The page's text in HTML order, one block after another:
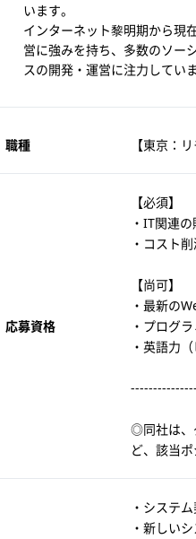
います。
インターネット黎明期から現
営に強みを持ち、多数のソー
スの開発・運営に注力していま
職種 【東京：
応募資格
【必須】
・IT関連
・コスト
【尚可】
・最新の
・プログ
・英語力
◎同社は、
ど、該当
・システ
・新しい